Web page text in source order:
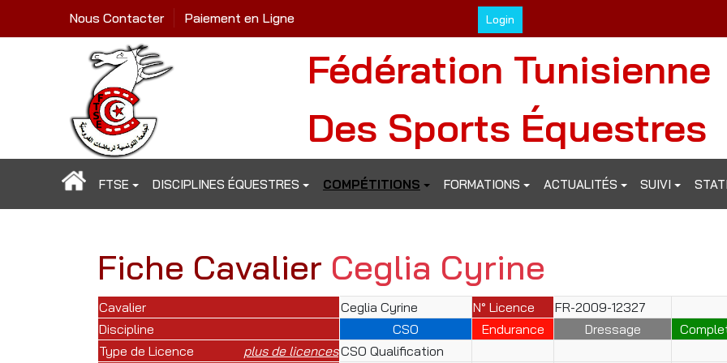
Login
Nous Contacter Paiement en Ligne
Fédération Tunisienne
Des Sports Équestres
FTSE DISCIPLINES ÉQUESTRES COMPÉTITIONS FORMATIONS ACTUALITÉS SUIVI
Fiche Cavalier Ceglia Cyrine
Cavalier Ceglia Cyrine N° Licence
FR-2009-12327
Discipline
CSO Endurance Dressage
Type de Licence
plus de licencesCSO Qualification